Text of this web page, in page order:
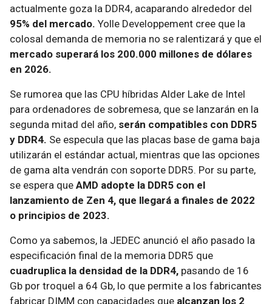
actualmente goza la DDR4, acaparando alrededor del
95% del mercado. Yolle Developpement cree que la
colosal demanda de memoria no se ralentizará y que el
mercado superará los 200.000 millones de dólares
en 2026.
Se rumorea que las CPU híbridas Alder Lake de Intel
para ordenadores de sobremesa, que se lanzarán en la
segunda mitad del año, serán compatibles con DDR5
y DDR4. Se especula que las placas base de gama baja
utilizarán el estándar actual, mientras que las opciones
de gama alta vendrán con soporte DDR5. Por su parte,
se espera que AMD adopte la DDR5 con el
lanzamiento de Zen 4, que llegará a finales de 2022
o principios de 2023.
Como ya sabemos, la JEDEC anunció el año pasado la
especificación final de la memoria DDR5 que
cuadruplica la densidad de la DDR4, pasando de 16
Gb por troquel a 64 Gb, lo que permite a los fabricantes
fabricar DIMM con capacidades que alcanzan los 2